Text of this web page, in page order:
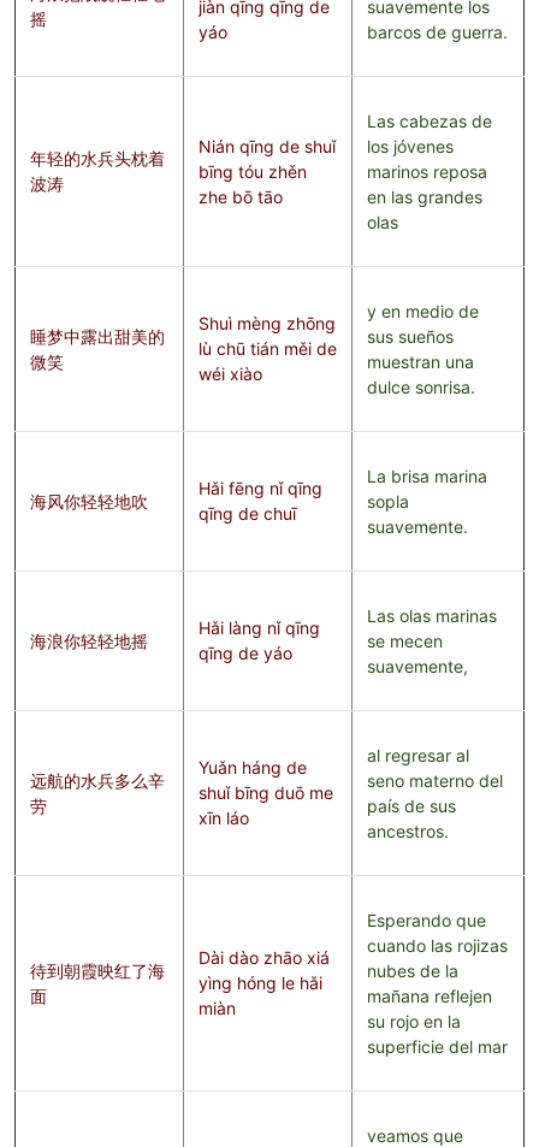
摇
jiàn qīng qīng de
yáo
suavemente los
barcos de guerra.
年轻的水兵头枕着
波涛
Nián qīng de shuǐ
bīng tóu zhěn
zhe bō tāo
Las cabezas de
los jóvenes
marinos reposa
en las grandes
olas
睡梦中露出甜美的
微笑
Shuì mèng zhōng
lù chū tián měi de
wéi xiào
y en medio de
sus sueños
muestran una
dulce sonrisa.
海风你轻轻地吹
Hǎi fēng nǐ qīng
qīng de chuī
La brisa marina
sopla
suavemente.
海浪你轻轻地摇
Hǎi làng nǐ qīng
qīng de yáo
Las olas marinas
se mecen
suavemente,
远航的水兵多么辛
劳
Yuǎn háng de
shuǐ bīng duō me
xīn láo
al regresar al
seno materno del
país de sus
ancestros.
待到朝霞映红了海
面
Dài dào zhāo xiá
yìng hóng le hǎi
miàn
Esperando que
cuando las rojizas
nubes de la
mañana reflejen
su rojo en la
superficie del mar
veamos que